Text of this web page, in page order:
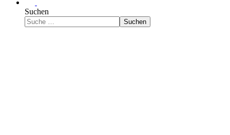
Suchen
Suchen